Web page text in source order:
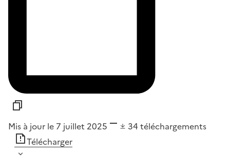
Mis à jour le 7 juillet 2025 34 téléchargements
Télécharger